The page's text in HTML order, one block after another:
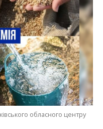
обласного центру